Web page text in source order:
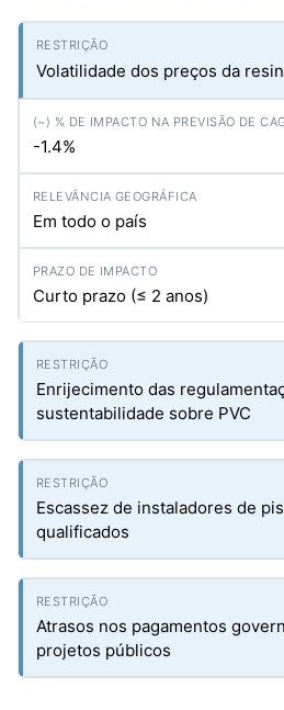
Volatilidade dos preços da
-1.4%
Em todo o país
Curto prazo (≤ 2 anos)
Enrijecimento das
sustentabilidade sobre PVC
Escassez de instaladores de
qualificados
Atrasos nos pagamentos
projetos públicos